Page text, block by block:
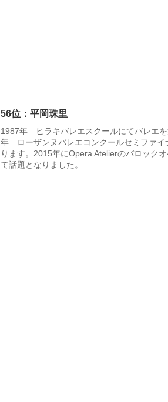
56位：平岡珠里
1987年 ヒラキバレエスクールにてバレエ
年 ローザンヌバレエコンクールセミファイ
ります。2015年にOpera Atelierのバロック
て話題となりました。